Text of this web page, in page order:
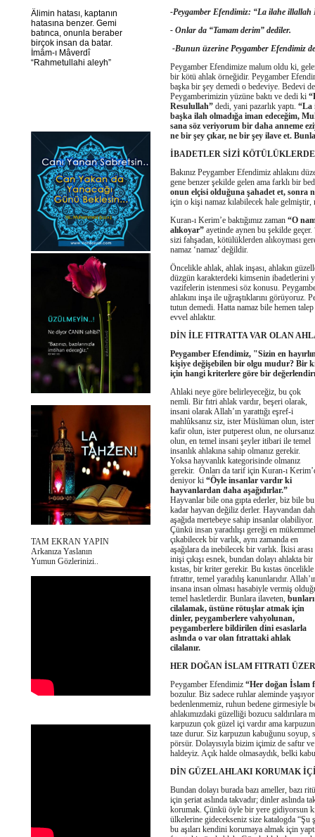
TAM EKRAN YAPIN
Arkanıza Yaslanın
Yumun Gözlerinizi..
-Peygamber Efendimiz: “La ilahe
- Onlar da “Tamam derim” dediler.
-Bunun üzerine Peygamber Efendimiz
Peygamber Efendimize malum oldu ki,
bir kötü ahlak örneğidir. Peygamber
başka bir şey demedi o bedeviye. Bedevi
Peygamberimizin yüzüne baktı ve dedi ki
Resulullah” dedi, yani pazarlık yaptı. “La
başka ilah olmadığa iman edeceğim,
sana söz veriyorum bir daha anneme
ne bir şey çıkar, ne bir şey ilave et.
İBADETLER SİZİ
Bakınız Peygamber Efendimiz ahlakını
gene benzer şekilde gelen ama farklı bir
onun elçisi olduğuna şahadet et, sonra
için o kişi namaz kılabilecek hale
Kuran-ı Kerim’e baktığımız zaman “O
alıkoyar” ayetinde aynen bu şekilde
sizi fahşadan, kötülüklerden alıkoyması
namaz ‘namaz’ değildir.
Öncelikle ahlak, ahlak inşası, ahlakın
düzgün karakterdeki kimsenin ibadetlerini
vazifelerin istenmesi söz konusu.
ahlakını inşa ile uğraştıklarını
tutun demedi. Hatta namaz bile hemen
evvel ahlaktır.
DİN İLE FITRATTA VAR OLAN
Peygamber Efendimiz, "Sizin en
kişiye değişebilen bir olgu mudur? Bir
için hangi kriterlere göre bir
Ahlaki neye göre belirleyeceğiz, bu çok
nemli. Bir fıtri ahlak vardır, beşeri olarak,
insani olarak Allah’ın yarattığı eşref-i
mahlûksanız siz, ister Müslüman olun, ister
kafir olun, ister putperest olun, ne olursanız
olun, en temel insani şeyler itibari ile temel
insanlık ahlakına sahip olmanız gerekir.
Yoksa hayvanlık kategorisinde olmanız
gerekir. Onları da tarif için Kuran-ı
deniyor ki “Öyle insanlar vardır ki
hayvanlardan daha aşağıdırlar.”
Hayvanlar bile ona gıpta ederler, biz bile bu
kadar hayvan değiliz derler. Hayvandan
aşağıda mertebeye sahip insanlar olabiliyor.
Çünkü insan yaradılışı gereği en
çıkabilecek bir varlık, aynı zamanda en
aşağılara da inebilecek bir varlık. İkisi arası
inişi çıkışı esnek, bundan dolayı ahlakta bir
kıstas, bir kriter gerekir. Bu kıstas öncelikle
fıtrattır, temel yaradılış kanunlarıdır.
insana insan olması hasabiyle vermiş
temel hasletlerdir. Bunlara ilaveten, bunları
cilalamak, üstüne rötuşlar atmak için
dinler, peygamberlere vahyolunan,
peygamberlere bildirilen dini esaslarla
aslında o var olan fıtrattaki ahlak
cilalanır.
HER DOĞAN İSLAM FITRATI
Peygamber Efendimiz “Her doğan İslam
bozulur. Biz sadece ruhlar aleminde
bedenlenmemiz, ruhun bedene girmesiyle
ahlakımızdaki güzelliği bozucu saldırılara
karpuzun çok güzel içi vardır ama
taze durur. Siz karpuzun kabuğunu soyup,
pörsür. Dolayısıyla bizim içimiz de saftır
haldeyiz. Açık halde olmasaydık, belki
DİN GÜZEL AHLAKI KORUMAK
Bundan dolayı burada bazı ameller, bazı
için şeriat aslında takvadır; dinler aslında
korumak. Çünkü öyle bir yere gidiyorsun
ülkelerine gidecekseniz size katalogda “Şu
bu aşıları kendini korumaya almak için